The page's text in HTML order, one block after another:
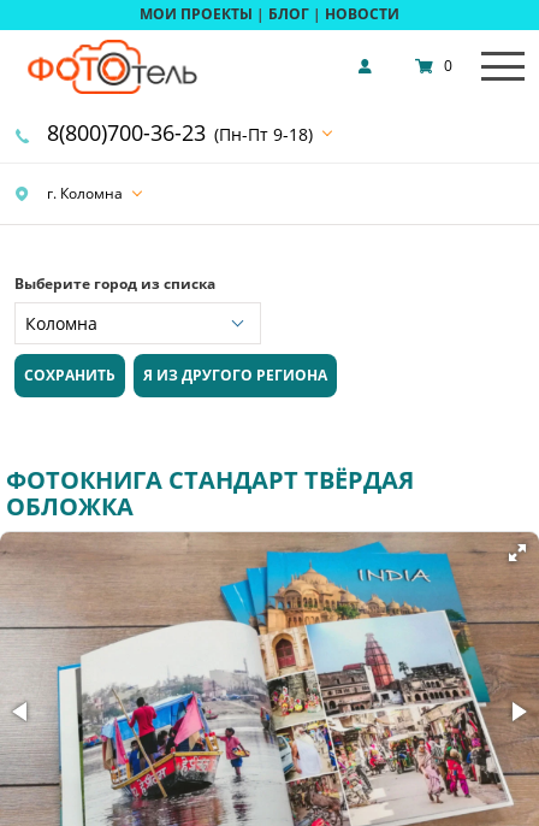
МОИ ПРОЕКТЫ | БЛОГ | НОВОСТИ
г. Коломна
8(800)700-36-23 (Пн-Пт 9-18)
0
Выберите город из списка
СОХРАНИТЬ Я ИЗ ДРУГОГО РЕГИОНА
ФОТОКНИГА СТАНДАРТ ТВЁРДАЯ
ОБЛОЖКА